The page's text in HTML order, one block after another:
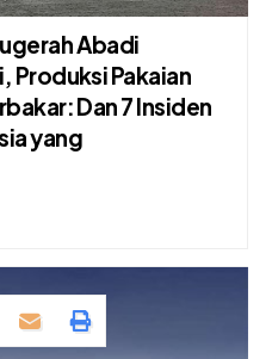
Abadi
Produksi Pakaian
Dan 7 Insiden
yang